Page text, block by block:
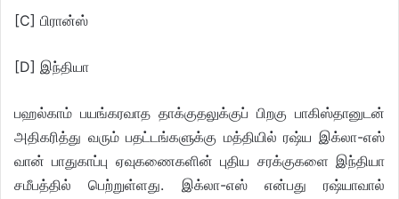
[C] பிரான்ஸ்
[D] இந்தியா
பஹல்காம் பயங்கரவாத தாக்குதலுக்குப் பிறகு பாகிஸ்தானுடன்
அதிகரித்து வரும் பதட்டங்களுக்கு மத்தியில் ரஷ்ய இக்லா-எஸ்
வான் பாதுகாப்பு ஏவுகணைகளின் புதிய சரக்குகளை இந்தியா
சமீபத்தில் பெற்றுள்ளது. இக்லா-எஸ் என்பது ரஷ்யாவால்